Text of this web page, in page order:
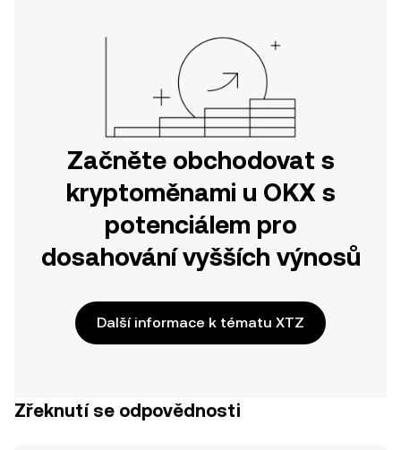
Začněte obchodovat s
kryptoměnami u OKX s
potenciálem pro
dosahování vyšších výnosů
Další informace k tématu XTZ
Zřeknutí se odpovědnosti